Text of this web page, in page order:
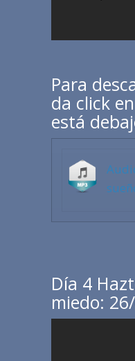
Para
da click
está
Día 4
miedo: